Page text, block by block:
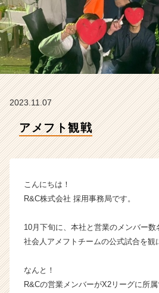
ベ
ン
チ
ャ
ー・
が
く
就
イ
2023.11.07
アメフト観戦
こんにちは！
R&C株式会社 採用事務局です。
10月下旬に、本社と営業のメンバー数
社会人アメフトチームの公式試合を観
なんと！
R&Cの営業メンバーがX2リーグに所属